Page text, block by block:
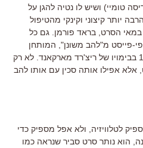
טומיי) ושיש לו נטיה להגן על
יותר קיצוני וקינקי מהטיפול
במאי הסרט, בראד פורמן. גם כל
פייסט מ"להב משונן", המותחן
האירוטי שכתב אסטרהאז ב-1985 בבימויו של ריצ'רד מארקאנד. לא רק
אלא אפילו אותה סכין עם אותו להב
לטלוויזיה, ולא אפל מספיק כדי
הוא נותר סרט סביר שנראה כמו